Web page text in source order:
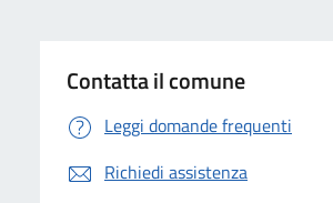
Contatta il comune
Leggi domande frequenti
Richiedi assistenza